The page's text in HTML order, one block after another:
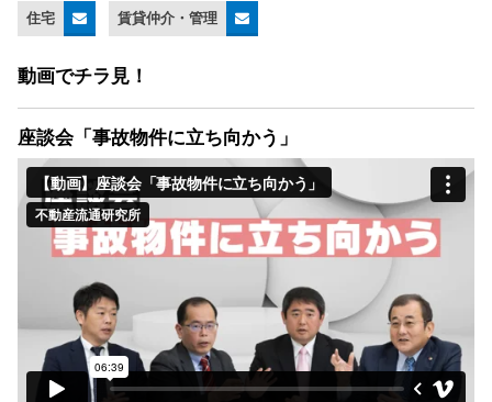
住宅 賃貸仲介・管理
動画でチラ見！
座談会「事故物件に立ち向かう」